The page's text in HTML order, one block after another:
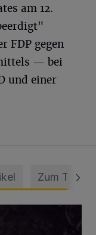
am 12.
FDP gegen
— bei
und einer
Zum Thema